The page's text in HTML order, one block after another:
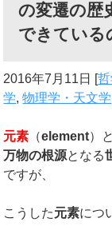
の変遷の歴
できてい
2016年7月11日 [
学,物理学・天文学
元素 （element）
万物の根源となる
ですが、
こうした元素につ